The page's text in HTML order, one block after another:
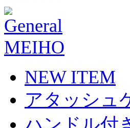
NEW ITEM
アタッシュ